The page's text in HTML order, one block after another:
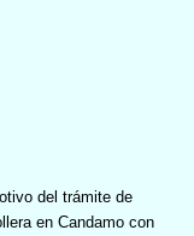
del trámite de
en Candamo con